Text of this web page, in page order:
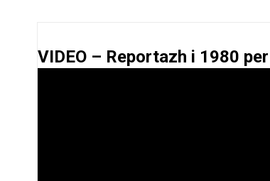
VIDEO – Reportazh i 1980